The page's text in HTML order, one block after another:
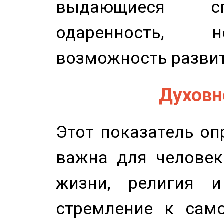
выдающиеся
одаренность,
возможность
Этот показатель
важна для
жизни, религия
стремление к